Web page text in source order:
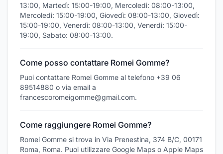
13:00, Martedì: 15:00-19:00, Mercoledì: 08:00-13:00,
Mercoledì: 15:00-19:00, Giovedì: 08:00-13:00, Giovedì:
15:00-19:00, Venerdì: 08:00-13:00, Venerdì: 15:00-
19:00, Sabato: 08:00-13:00.
Come posso contattare Romei Gomme?
Puoi contattare Romei Gomme al telefono +39 06
89514880 o via email a
francescoromeigomme@gmail.com.
Come raggiungere Romei Gomme?
Romei Gomme si trova in Via Prenestina, 374 B/C, 00171
Roma, Roma. Puoi utilizzare Google Maps o Apple Maps